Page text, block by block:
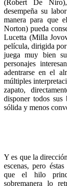
(Robert De
desempeña su
manera para que
Norton) pueda
Lucetta (Milla
película, dirigida
juega muy bien
personajes
adentrarse en el
múltiples
zapato,
disponer todos sus
sólida y menos
Y es que la
escenas, pero
que el hilo
sobremanera lo